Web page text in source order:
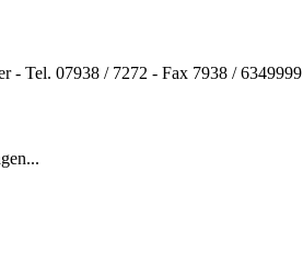
- Tel. 07938 / 7272 - Fax 7938 / 6349999